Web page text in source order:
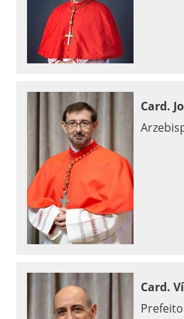
Card.
Card.